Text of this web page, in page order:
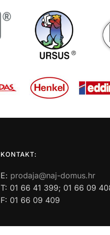
KONTAKT:
E: prodaja@naj-domus.hr
T: 01 66 41 399; 01 66 09
F: 01 66 09 409